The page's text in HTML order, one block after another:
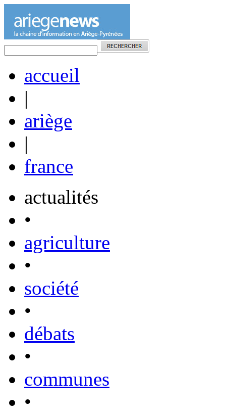
accueil
|
ariège
|
france
actualités
•
agriculture
•
société
•
débats
•
communes
•